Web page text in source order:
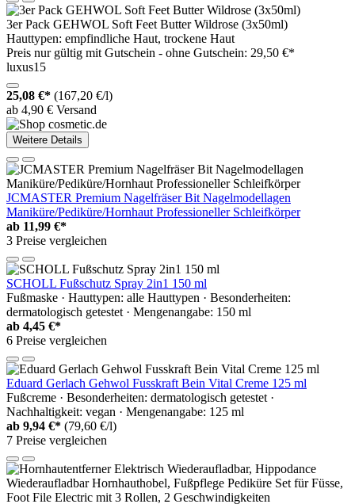
3er Pack GEHWOL Soft Feet Butter Wildrose (3x50ml)
Hauttypen: empfindliche Haut, trockene Haut
Preis nur gültig mit Gutschein - ohne Gutschein: 29,50 €*
luxus15
25,08 €* (167,20 €/l)
ab 4,90 € Versand
Weitere Details
JCMASTER Premium Nagelfräser Bit Nagelmodellagen
Maniküre/Pediküre/Hornhaut Professioneller Schleifkörper
ab 11,99 €*
3 Preise vergleichen
SCHOLL Fußschutz Spray 2in1 150 ml
Fußmaske · Hauttypen: alle Hauttypen · Besonderheiten:
dermatologisch getestet · Mengenangabe: 150 ml
ab 4,45 €*
6 Preise vergleichen
Eduard Gerlach Gehwol Fusskraft Bein Vital Creme 125 ml
Fußcreme · Besonderheiten: dermatologisch getestet ·
Nachhaltigkeit: vegan · Mengenangabe: 125 ml
ab 9,94 €* (79,60 €/l)
7 Preise vergleichen